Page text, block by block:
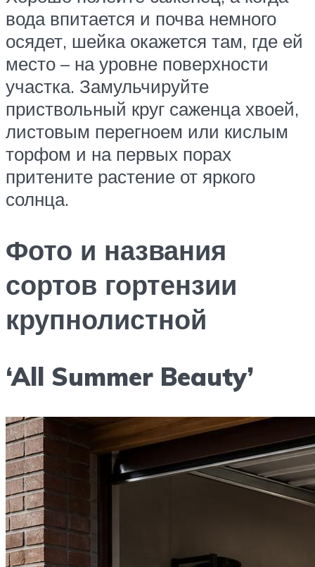
вода впитается и почва немного
осядет, шейка окажется там, где ей
место – на уровне поверхности
участка. Замульчируйте
приствольный круг саженца хвоей,
листовым перегноем или кислым
торфом и на первых порах
притените растение от яркого
солнца.
Фото и названия
сортов гортензии
крупнолистной
‘All Summer Beauty’